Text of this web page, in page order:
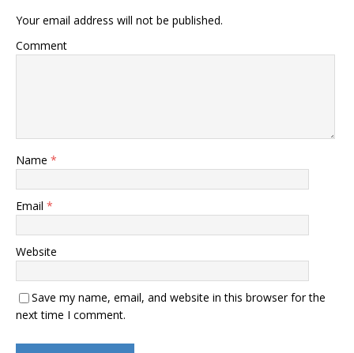
Your email address will not be published.
Comment
Name *
Email *
Website
Save my name, email, and website in this browser for the
next time I comment.